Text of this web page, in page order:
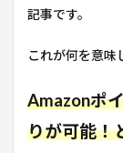
記事です。
これが何を意味
Amazonポ
りが可能！